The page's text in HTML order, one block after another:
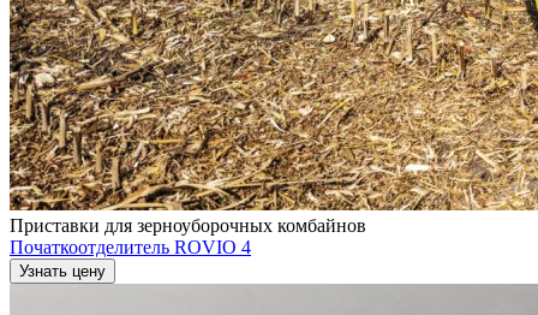
Приставки для зерноуборочных комбайнов
Початкоотделитель ROVIO 4
Узнать цену